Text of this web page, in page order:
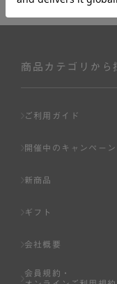
商品カテゴリから
ご利用ガイド
開催中のキャンペーン
新商品
ギフト
会社概要
会員規約・